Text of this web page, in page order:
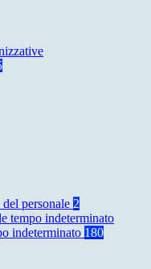
personale 2
tempo indeterminato
indeterminato 180